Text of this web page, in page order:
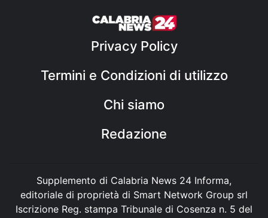
Privacy Policy
Termini e Condizioni di utilizzo
Chi siamo
Redazione
Supplemento di Calabria News 24 Informa,
editoriale di proprietà di Smart Network Group srl
Iscrizione Reg. stampa Tribunale di Cosenza n. 5 del